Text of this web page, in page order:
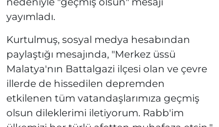
yayımladı.
Kurtulmuş, sosyal medya hesabından
paylaştığı mesajında, "Merkez üssü
Malatya'nın Battalgazi ilçesi olan ve çevre
illerde de hissedilen depremden
etkilenen tüm vatandaşlarımıza geçmiş
olsun dileklerimi iletiyorum. Rabb'im